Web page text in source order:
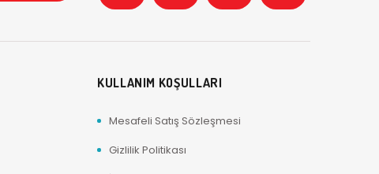
KULLANIM KOŞULLARI
Mesafeli Satış Sözleşmesi
Gizlilik Politikası